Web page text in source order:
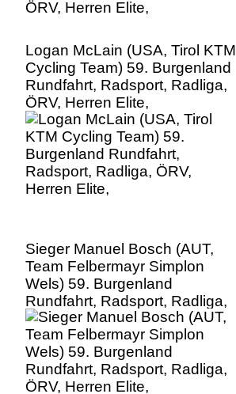
Logan McLain (USA, Tirol KTM
Cycling Team) 59. Burgenland
Rundfahrt, Radsport, Radliga,
ÖRV, Herren Elite,
Sieger Manuel Bosch (AUT,
Team Felbermayr Simplon
Wels) 59. Burgenland
Rundfahrt, Radsport, Radliga,
ÖRV, Herren Elite,